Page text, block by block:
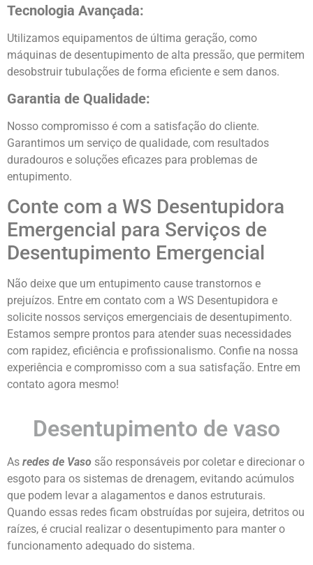
Tecnologia Avançada:
Utilizamos equipamentos de última geração, como
máquinas de desentupimento de alta pressão, que permitem
desobstruir tubulações de forma eficiente e sem danos.
Garantia de Qualidade:
Nosso compromisso é com a satisfação do cliente.
Garantimos um serviço de qualidade, com resultados
duradouros e soluções eficazes para problemas de
entupimento.
Conte com a WS Desentupidora
Emergencial para Serviços de
Desentupimento Emergencial
Não deixe que um entupimento cause transtornos e
prejuízos. Entre em contato com a WS Desentupidora e
solicite nossos serviços emergenciais de desentupimento.
Estamos sempre prontos para atender suas necessidades
com rapidez, eficiência e profissionalismo. Confie na nossa
experiência e compromisso com a sua satisfação. Entre em
contato agora mesmo!
Desentupimento de vaso
As redes de Vaso são responsáveis por coletar e direcionar o
esgoto para os sistemas de drenagem, evitando acúmulos
que podem levar a alagamentos e danos estruturais.
Quando essas redes ficam obstruídas por sujeira, detritos ou
raízes, é crucial realizar o desentupimento para manter o
funcionamento adequado do sistema.